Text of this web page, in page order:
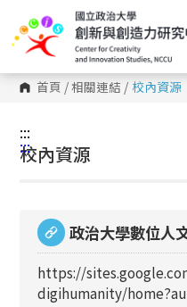
首頁 /相關連結 / 校內資源
:::
:::
校內資源
政治大學數位人
位人文朗現『藝
網
https://
digihumanity/